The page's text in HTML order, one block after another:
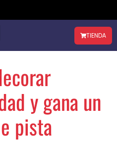
TIENDA
y gana un
pista